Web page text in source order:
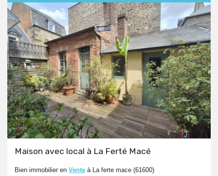
Maison avec local à La Ferté Macé
Bien immobilier en Vente à La ferte mace (61600)